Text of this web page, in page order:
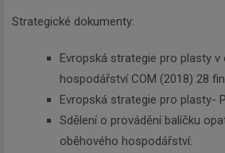
Strategické dokumenty:
Evropská strategie pro plasty v
hospodářství COM (2018) 28
Evropská strategie pro plasty-
Sdělení o provádění balíčku
oběhového hospodářství: